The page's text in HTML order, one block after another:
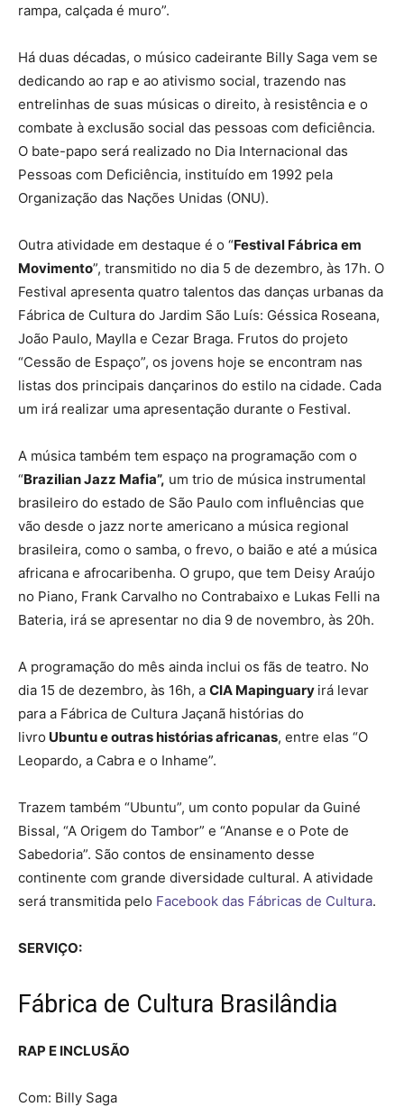
rampa, calçada é muro”.
Há duas décadas, o músico cadeirante Billy Saga vem se
dedicando ao rap e ao ativismo social, trazendo nas
entrelinhas de suas músicas o direito, à resistência e o
combate à exclusão social das pessoas com deficiência.
O bate-papo será realizado no Dia Internacional das
Pessoas com Deficiência, instituído em 1992 pela
Organização das Nações Unidas (ONU).
Outra atividade em destaque é o “Festival Fábrica em
Movimento”, transmitido no dia 5 de dezembro, às 17h. O
Festival apresenta quatro talentos das danças urbanas da
Fábrica de Cultura do Jardim São Luís: Géssica Roseana,
João Paulo, Maylla e Cezar Braga. Frutos do projeto
“Cessão de Espaço”, os jovens hoje se encontram nas
listas dos principais dançarinos do estilo na cidade. Cada
um irá realizar uma apresentação durante o Festival.
A música também tem espaço na programação com o
“Brazilian Jazz Mafia”, um trio de música instrumental
brasileiro do estado de São Paulo com influências que
vão desde o jazz norte americano a música regional
brasileira, como o samba, o frevo, o baião e até a música
africana e afrocaribenha. O grupo, que tem Deisy Araújo
no Piano, Frank Carvalho no Contrabaixo e Lukas Felli na
Bateria, irá se apresentar no dia 9 de novembro, às 20h.
A programação do mês ainda inclui os fãs de teatro. No
dia 15 de dezembro, às 16h, a CIA Mapinguary irá levar
para a Fábrica de Cultura Jaçanã histórias do
livro Ubuntu e outras histórias africanas, entre elas “O
Leopardo, a Cabra e o Inhame”.
Trazem também “Ubuntu”, um conto popular da Guiné
Bissal, “A Origem do Tambor” e “Ananse e o Pote de
Sabedoria”. São contos de ensinamento desse
continente com grande diversidade cultural. A atividade
será transmitida pelo Facebook das Fábricas de Cultura.
SERVIÇO:
Fábrica de Cultura Brasilândia
RAP E INCLUSÃO
Com: Billy Saga